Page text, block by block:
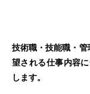
技術職・技能職・
望される仕事内容
します。